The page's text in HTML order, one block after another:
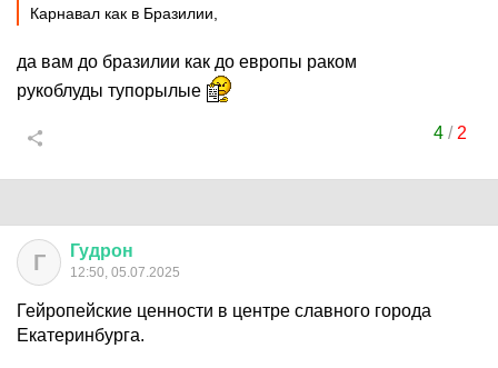
Карнавал как в Бразилии,
да вам до бразилии как до европы раком
рукоблуды тупорылые
4/ 2
Г Гудрон
12:50, 05.07.2025
Гейропейские ценности в центре славного города
Екатеринбурга.